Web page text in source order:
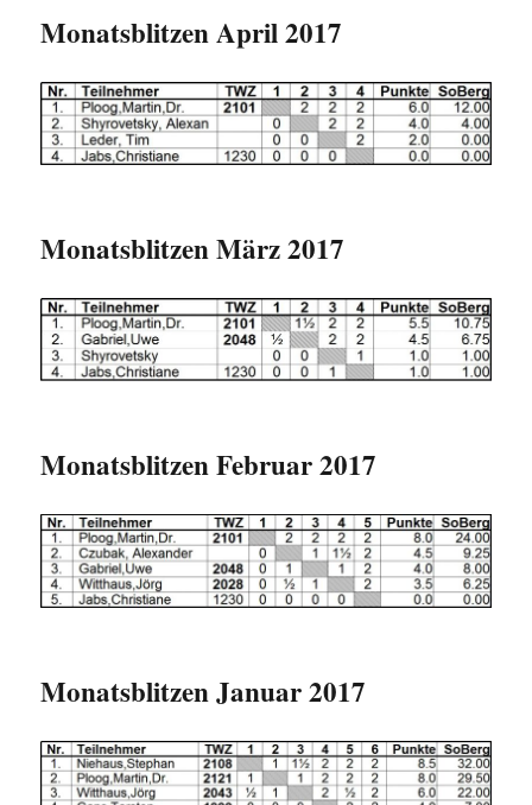
Monatsblitzen April 2017
Monatsblitzen März 2017
Monatsblitzen Februar 2017
Monatsblitzen Januar 2017